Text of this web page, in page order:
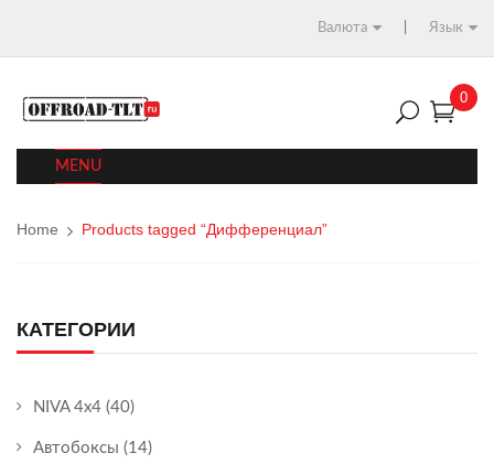
Валюта Язык
0
MENU
Home Products tagged “Дифференциал”
КАТЕГОРИИ
NIVA 4x4 (40)
Автобоксы (14)